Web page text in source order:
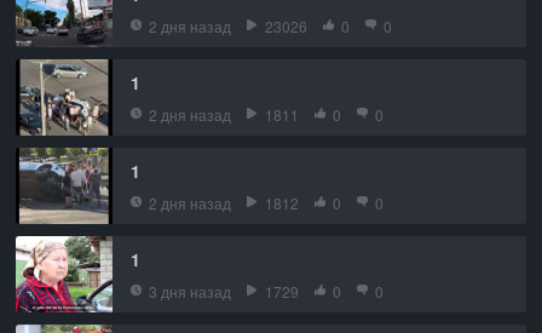
2 дня назад 23026 0 0
1
2 дня назад 1811 0 0
1
2 дня назад 1812 0 0
1
3 дня назад 1729 0 0